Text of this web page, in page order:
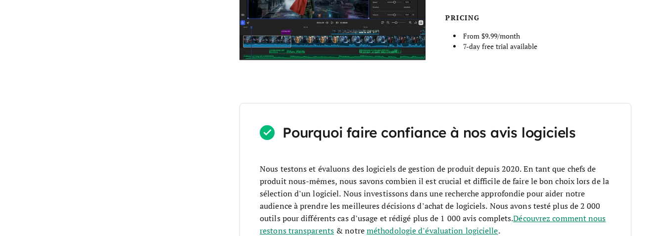
PRICING
From $9.99/month
7-day free trial available
Pourquoi faire confiance à nos avis logiciels
Nous testons et évaluons des logiciels de gestion de produit depuis 2020. En tant que chefs de
produit nous-mêmes, nous savons combien il est crucial et difficile de faire le bon choix lors de la
sélection d’un logiciel. Nous investissons dans une recherche approfondie pour aider notre
audience à prendre les meilleures décisions d’achat de logiciels. Nous avons testé plus de 2 000
outils pour différents cas d’usage et rédigé plus de 1 000 avis complets.Découvrez comment nous
restons transparents & notreméthodologie d’évaluation logicielle.